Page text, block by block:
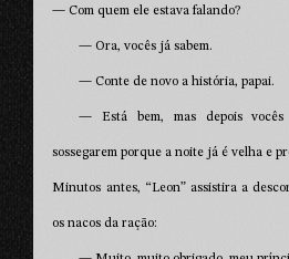
— Com quem ele estava falando?
— Ora, vocês já sabem.
— Conte de novo a história, papai.
— Está bem, mas depois
sossegarem porque a noite já é velha e
Minutos antes, “Leon” assistira a
os nacos da ração: